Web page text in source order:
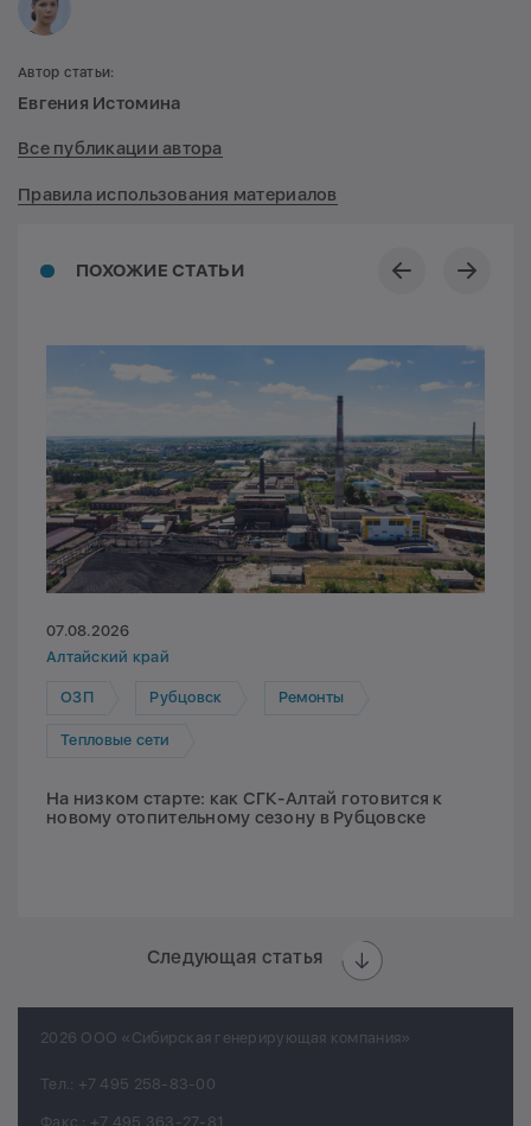
ПОХОЖИЕ СТАТЬИ
07.08.2026
Алтайский край
ОЗП Рубцовск Ремонты
Тепловые сети
На низком старте: как СГК-Алтай готовится к
новому отопительному сезону в Рубцовске
Следующая статья
Автор статьи:
Евгения Истомина
Все публикации автора
Правила использования материалов
2026 ООО «Сибирская генерирующая компания»
Тел.: +7 495 258-83-00
Факс.: +7 495 363-27-81